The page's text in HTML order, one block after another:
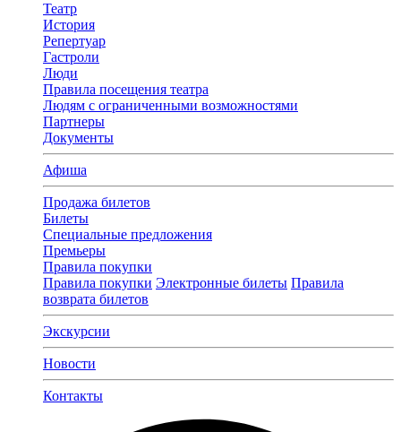
Театр
История
Репертуар
Гастроли
Люди
Правила посещения театра
Людям с ограниченными возможностями
Партнеры
Документы
Афиша
Продажа билетов
Билеты
Специальные предложения
Премьеры
Правила покупки
Правила покупки Электронные билеты Правила
возврата билетов
Экскурсии
Новости
Контакты